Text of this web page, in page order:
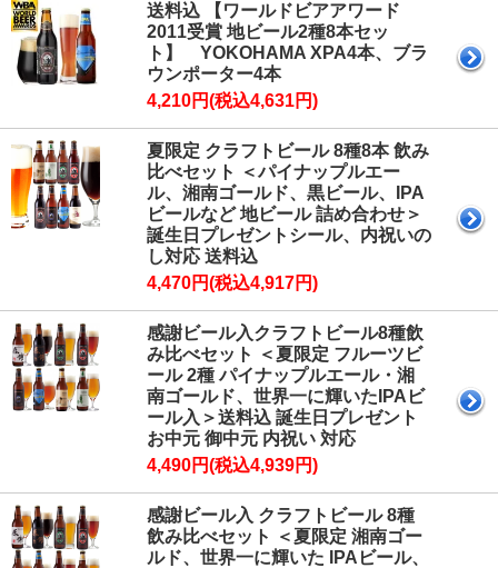
送料込 【ワールドビアアワード
2011受賞 地ビール2種8本セッ
ト】 YOKOHAMA XPA4本、ブラ
ウンポーター4本
4,210円(税込4,631円)
夏限定 クラフトビール 8種8本 飲み
比べセット ＜パイナップルエー
ル、湘南ゴールド、黒ビール、IPA
ビールなど 地ビール 詰め合わせ＞
誕生日プレゼントシール、内祝いの
し対応 送料込
4,470円(税込4,917円)
感謝ビール入クラフトビール8種飲
み比べセット ＜夏限定 フルーツビ
ール 2種 パイナップルエール・湘
南ゴールド、世界一に輝いたIPAビ
ール入＞送料込 誕生日プレゼント
お中元 御中元 内祝い 対応
4,490円(税込4,939円)
感謝ビール入 クラフトビール 8種
飲み比べセット ＜夏限定 湘南ゴー
ルド、世界一に輝いた IPAビール、